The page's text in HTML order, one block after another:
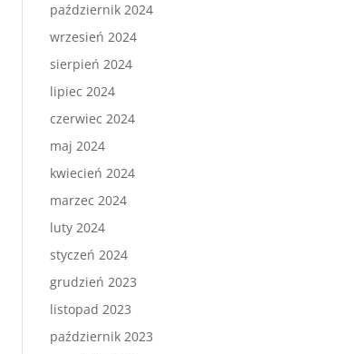
październik 2024
wrzesień 2024
sierpień 2024
lipiec 2024
czerwiec 2024
maj 2024
kwiecień 2024
marzec 2024
luty 2024
styczeń 2024
grudzień 2023
listopad 2023
październik 2023